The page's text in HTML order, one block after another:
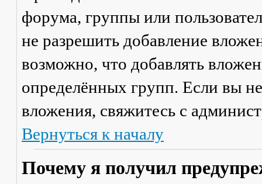
форума, группы или
не разрешить добавление
возможно, что добавлять
определённых групп. Если вы
вложения, свяжитесь с
Вернуться к началу
Почему я получил